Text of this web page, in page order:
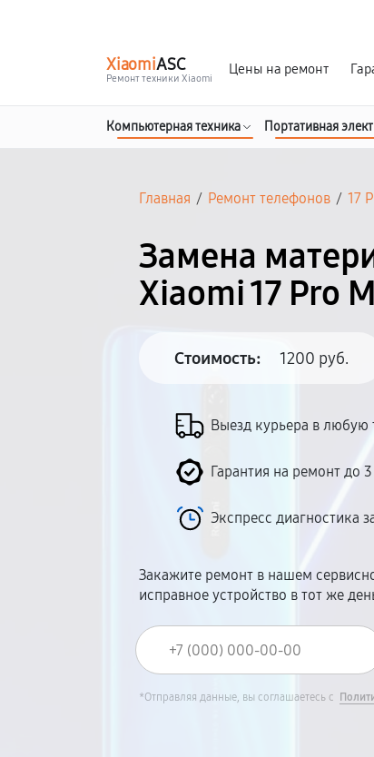
XiaomiASC
Ремонт техники Xiaomi
Цены на ремонт
Компьютерная техника Портативная
Главная / Ремонт телефонов / 17
Замена
Xiaomi 17 Pro
Стоимость: 1200 руб.
Выезд курьера в любую
Гарантия на ремонт до 3
Экспресс диагностика
Закажите ремонт в нашем
исправное устройство в тот же
*Отправляя данные, вы соглашаетесь с